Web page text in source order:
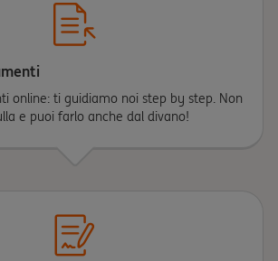
online: ti guidiamo noi step by step. Non
e puoi farlo anche dal divano!